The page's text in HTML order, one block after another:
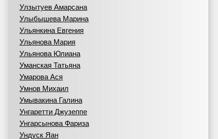
Улзытуев Амарсана
Улыбышева Марина
Ульянкина Евгения
Ульянова Мария
Ульянова Юлиана
Уманская Татьяна
Умарова Ася
Умнов Михаил
Умывакина Галина
Унгаретти Джузеппе
Унгарсынова Фариза
Ундуск Яан